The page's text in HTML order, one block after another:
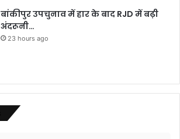
बांकीपुर उपचुनाव में हार के बाद RJD में बढ़ी
अंदरूनी…
23 hours ago